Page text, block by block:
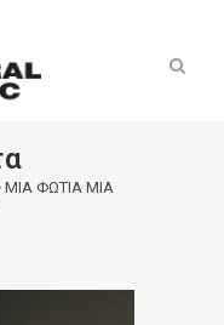
ΜΙΑ ΦΩΤΙΑ ΜΙΑ